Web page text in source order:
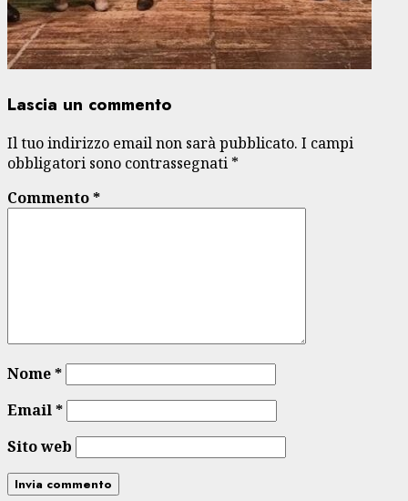
Lascia un commento
Il tuo indirizzo email non sarà pubblicato. I campi
obbligatori sono contrassegnati *
Commento*
Nome*
Email*
Sito web